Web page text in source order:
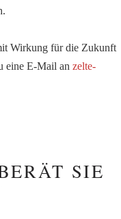
Wirkung für die Zukunft
eine E-Mail an zelte-
SIE